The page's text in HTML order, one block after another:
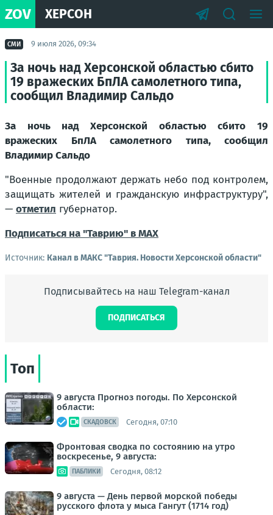
ZOV ХЕРСОН
СМИ 9 июля 2026, 09:34
За ночь над Херсонской областью сбито
19 вражеских БпЛА самолетного типа,
сообщил Владимир Сальдо
За ночь над Херсонской областью сбито 19
вражеских БпЛА самолетного типа, сообщил
Владимир Сальдо
"Военные продолжают держать небо под контролем,
защищать жителей и гражданскую инфраструктуру",
— отметил губернатор.
Подписаться на "Таврию" в MAX
Источник: Канал в МАКС "Таврия. Новости Херсонской области"
Подписывайтесь на наш Telegram-канал
ПОДПИСАТЬСЯ
Топ
9 августа Прогноз погоды. По Херсонской
области:
СКАДОВСК Сегодня, 07:10
Фронтовая сводка по состоянию на утро
воскресенье, 9 августа:
ПАБЛИКИ Сегодня, 08:12
9 августа — День первой морской победы
русского флота у мыса Гангут (1714 год)